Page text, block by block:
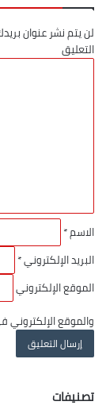
لن يتم نشر عنوان
التعليق
الاسم*
البريد الإلكتروني*
الموقع الإلكتروني
والموقع
تصنيفات